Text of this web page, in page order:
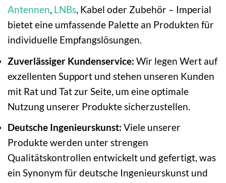
Antennen, LNBs, Kabel oder Zubehör – Imperial
bietet eine umfassende Palette an Produkten für
individuelle Empfangslösungen.
Zuverlässiger Kundenservice: Wir legen Wert auf
exzellenten Support und stehen unseren Kunden
mit Rat und Tat zur Seite, um eine optimale
Nutzung unserer Produkte sicherzustellen.
Deutsche Ingenieurskunst: Viele unserer
Produkte werden unter strengen
Qualitätskontrollen entwickelt und gefertigt, was
ein Synonym für deutsche Ingenieurskunst und